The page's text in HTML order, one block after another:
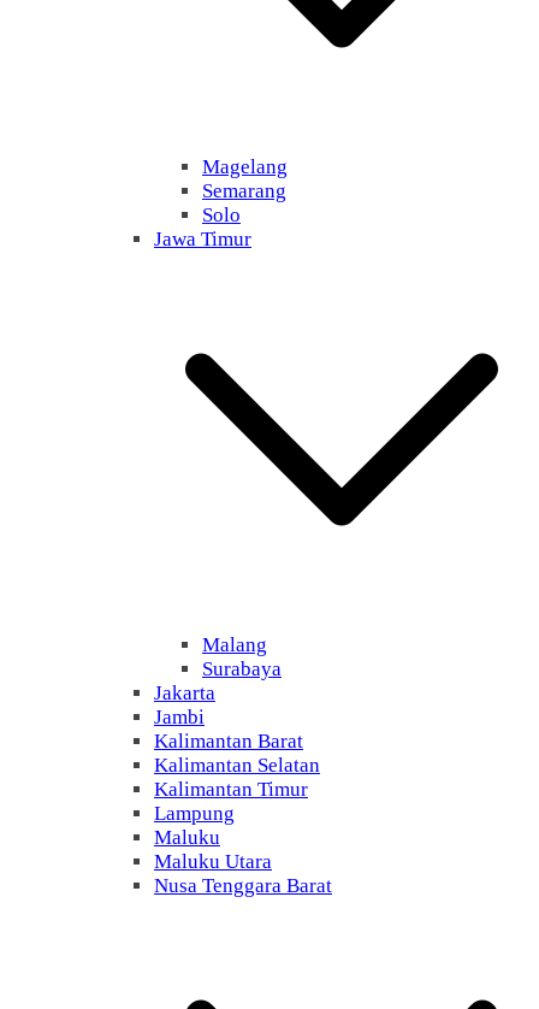
Magelang
Semarang
Solo
Jawa Timur
Malang
Surabaya
Jakarta
Jambi
Kalimantan Barat
Kalimantan Selatan
Kalimantan Timur
Lampung
Maluku
Maluku Utara
Nusa Tenggara Barat